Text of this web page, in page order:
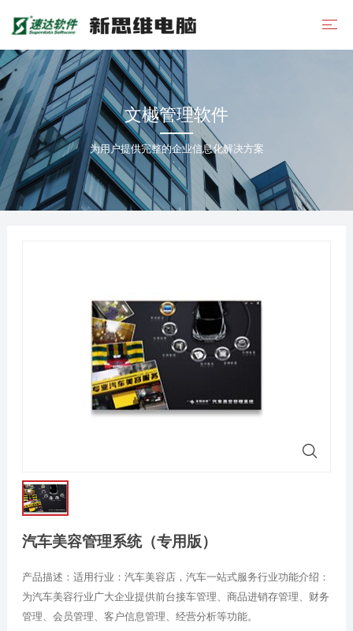
文樾管理软件
为用户提供完整的企业信息化解决方案
汽车美容管理系统（专用版）
产品描述：适用行业：汽车美容店，汽车一站式服务行业功能介绍：
为汽车美容行业广大企业提供前台接车管理、商品进销存管理、财务
管理、会员管理、客户信息管理、经营分析等功能。